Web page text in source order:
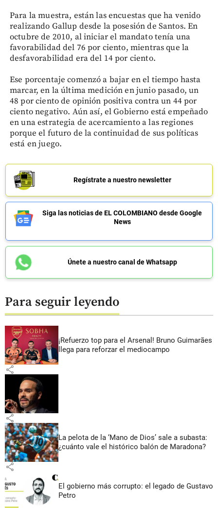
Para la muestra, están las encuestas que ha venido
realizando Gallup desde la posesión de Santos. En
octubre de 2010, al iniciar el mandato tenía una
favorabilidad del 76 por ciento, mientras que la
desfavorabilidad era del 14 por ciento.
Ese porcentaje comenzó a bajar en el tiempo hasta
marcar, en la última medición en junio pasado, un
48 por ciento de opinión positiva contra un 44 por
ciento negativo. Aún así, el Gobierno está empeñado
en una estrategia de acercamiento a las regiones
porque el futuro de la continuidad de sus políticas
está en juego.
Regístrate a nuestro newsletter
Siga las noticias de EL COLOMBIANO desde Google
News
Únete a nuestro canal de Whatsapp
Para seguir leyendo
¡Refuerzo top para el Arsenal! Bruno Guimarães
llega para reforzar el mediocampo
share
share
La pelota de la ‘Mano de Dios’ sale a subasta:
¿cuánto vale el histórico balón de Maradona?
share
El gobierno más corrupto: el legado de Gustavo
Petro